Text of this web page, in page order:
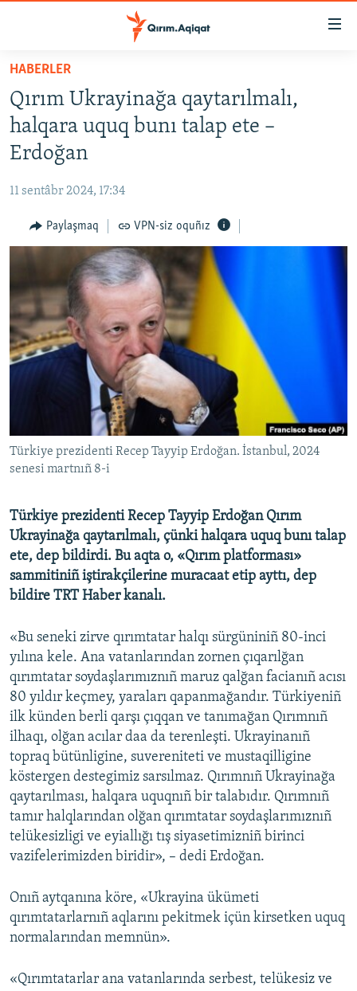
Esas
qaytmaq
Baş
navigatsiyağa
qaytmaq
Qıdıruvğa
SİYASET
İQTİSADİYAT
MEDENİYET
İNSAN AQLARI
VİDEO
SÜRET
BLOGLAR
FİKİR
QOŞULIÑIZ!
RFE/RS bütün saytları
HABERLER
Qırım Ukrayinağa qaytarılmalı,
halqara uquq bunı talap ete –
Erdoğan
11 sentâbr 2024, 17:34
Paylaşmaq VPN-siz oquñız
Türkiye prezidenti Recep Tayyip Erdoğan. İstanbul, 2024
senesi martnıñ 8-i
Türkiye prezidenti Recep Tayyip Erdoğan Qırım
Ukrayinağa qaytarılmalı, çünki halqara uquq bunı talap
ete, dep bildirdi. Bu aqta o, «Qırım platforması»
sammitiniñ iştirakçilerine muracaat etip ayttı, dep
bildire TRT Haber kanalı.
«Bu seneki zirve qırımtatar halqı sürgüniniñ 80-inci
yılına kele. Ana vatanlarından zornen çıqarılğan
qırımtatar soydaşlarımıznıñ maruz qalğan facianıñ acısı
80 yıldır keçmey, yaraları qapanmağandır. Türkiyeniñ
ilk künden berli qarşı çıqqan ve tanımağan Qırımnıñ
ilhaqı, olğan acılar daa da terenleşti. Ukrayinanıñ
topraq bütünligine, suvereniteti ve mustaqilligine
köstergen destegimiz sarsılmaz. Qırımnıñ Ukrayinağa
qaytarılması, halqara uquqnıñ bir talabıdır. Qırımnıñ
tamır halqlarından olğan qırımtatar soydaşlarımıznıñ
telükesizligi ve eyiallığı tış siyasetimizniñ birinci
vazifelerimizden biridir», – dedi Erdoğan.
Onıñ aytqanına köre, «Ukrayina ükümeti
qırımtatarlarnıñ aqlarını pekitmek içün kirsetken uquq
normalarından memnün».
«Qırımtatarlar ana vatanlarında serbest, telükesiz ve